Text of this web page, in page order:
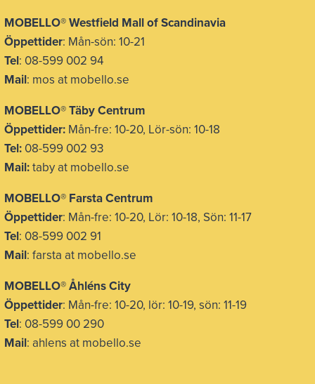
MOBELLO®Westfield Mall of Scandinavia
Öppettider: Mån-sön: 10-21
Tel: 08-599 002 94
Mail: mos at mobello.se
MOBELLO®Täby Centrum
Öppettider: Mån-fre: 10-20, Lör-sön: 10-18
Tel: 08-599 002 93
Mail:taby at mobello.se
MOBELLO® Farsta Centrum
Öppettider: Mån-fre: 10-20, Lör: 10-18, Sön: 11-17
Tel: 08-599 002 91
Mail: farsta at mobello.se
MOBELLO® Åhléns City
Öppettider: Mån-fre: 10-20, lör: 10-19, sön: 11-19
Tel: 08-599 00 290
Mail: ahlens at mobello.se